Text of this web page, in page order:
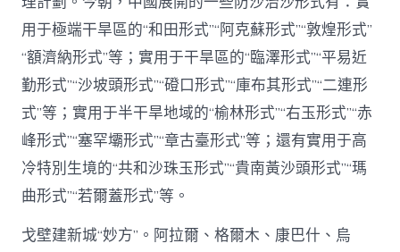
用于極端干旱區的“和田形式”“阿克蘇形式”“敦煌形式”
“額濟納形式”等；實用于干旱區的“臨澤形式”“平易近
勤形式”“沙坡頭形式”“磴口形式”“庫布其形式”“二連形
式”等；實用于半干旱地域的“榆林形式”“右玉形式”“赤
峰形式”“塞罕壩形式”“章古臺形式”等；還有實用于高
冷特別生境的“共和沙珠玉形式”“貴南黃沙頭形式”“瑪
曲形式”“若爾蓋形式”等。
戈壁建新城“妙方”。阿拉爾、格爾木、康巴什、烏